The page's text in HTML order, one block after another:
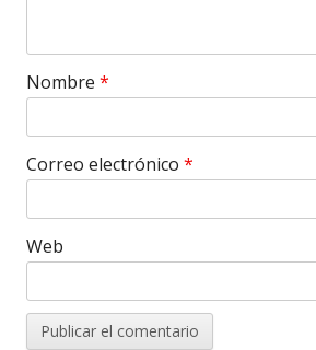
Nombre *
Correo electrónico *
Web